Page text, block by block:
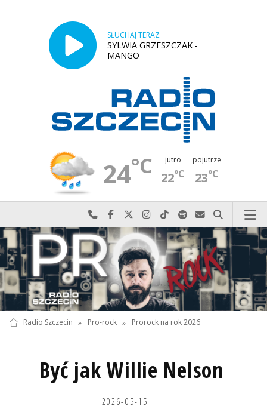
SŁUCHAJ TERAZ
SYLWIA GRZESZCZAK -
MANGO
24°C jutro
22°C
pojutrze
23°C
Najlepiej po prostu do nas zadzwoń
Odwiedź nas na Facebook-u
Odwiedź nas na X
Odwiedź nas na Instagram-ie
Odwiedź nas na TikTok-u
Szukaj nas na Spotify
Wyślij do nas
Szukaj
Radio Szczecin » Pro-rock » Prorock na rok 2026
Być jak Willie Nelson
2026-05-15